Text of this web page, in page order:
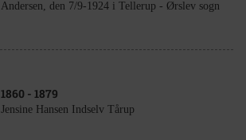
Andersen, den 7/9-1924 i Tellerup - Ørslev sogn
1860 - 1879
Jensine Hansen Indselv Tårup